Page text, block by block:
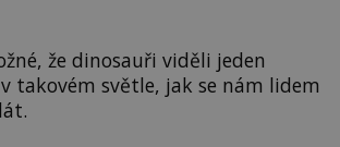
že dinosauři viděli jeden
takovém světle, jak se nám lidem